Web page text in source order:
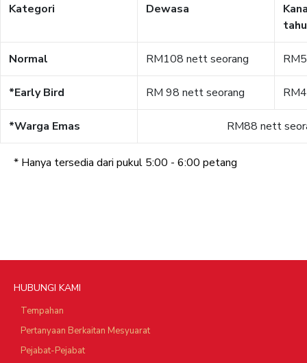
Kategori Dewasa
Normal RM108 nett seorang
*Early Bird ​RM 98 nett seorang
*Warga Emas RM88 nett
* Hanya tersedia dari pukul 5:00 - 6:00 petang
HUBUNGI KAMI
Tempahan
Pertanyaan Berkaitan Mesyuarat
Pejabat-Pejabat